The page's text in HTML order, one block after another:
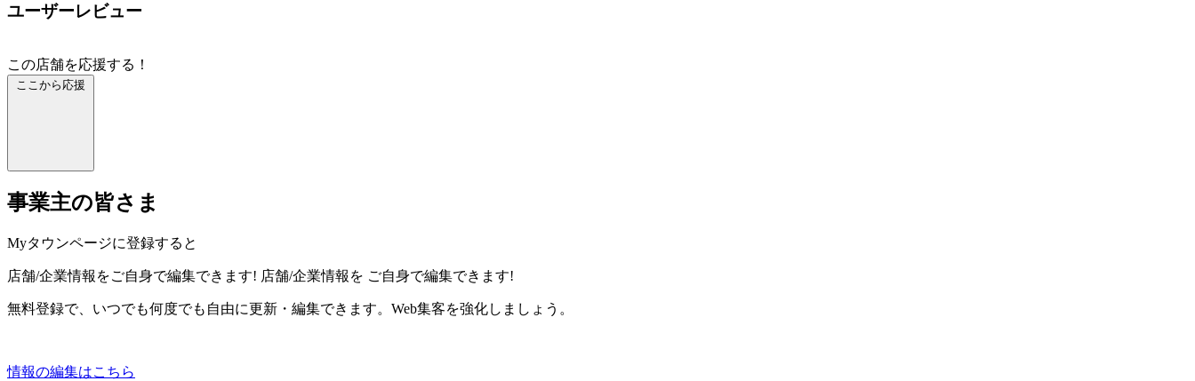
ユーザーレビュー
この店舗を応援する！
ここから応援
事業主の皆さま
Myタウンページに登録すると
店舗/企業情報をご自身で編集できます! 店舗/企業情報を ご自身で編集できます!
無料登録で、いつでも何度でも自由に更新・編集できます。Web集客を強化しましょう。
情報の編集はこちら